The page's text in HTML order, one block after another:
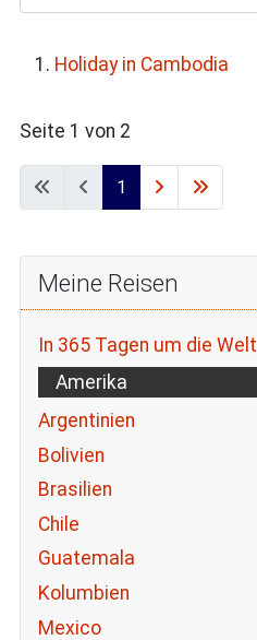
Holiday in Cambodia
Seite 1 von 2
1
Meine Reisen
In 365 Tagen um die Welt
Amerika
Argentinien
Bolivien
Brasilien
Chile
Guatemala
Kolumbien
Mexico